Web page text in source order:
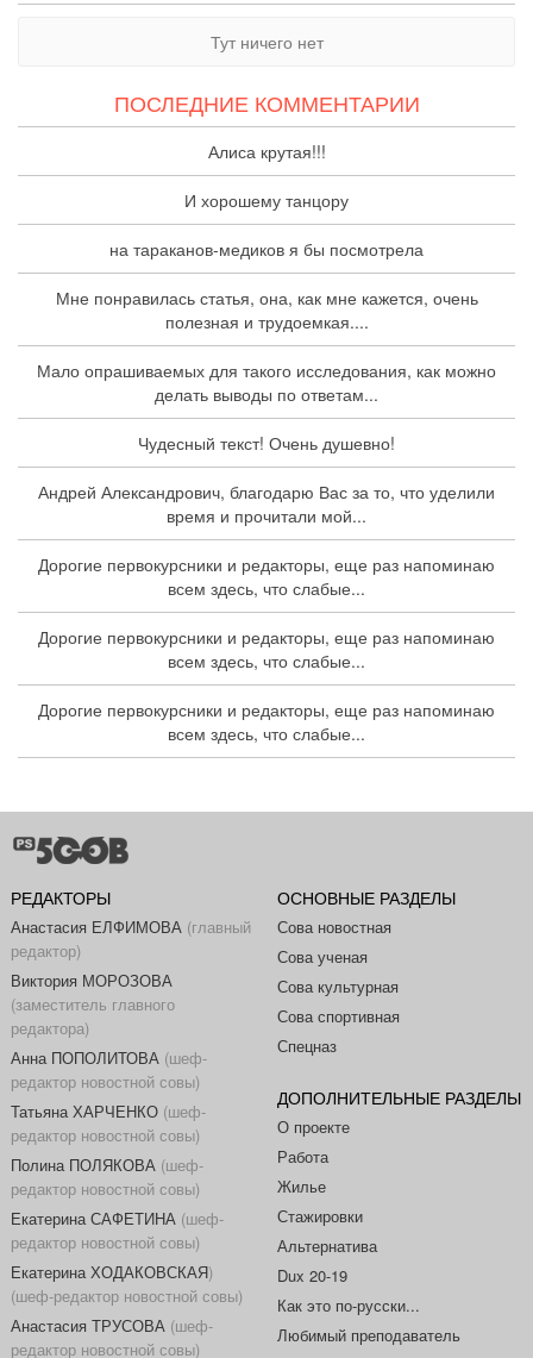
Тут ничего нет
ПОСЛЕДНИЕ КОММЕНТАРИИ
Алиса крутая!!!
И хорошему танцору
на тараканов-медиков я бы посмотрела
Мне понравилась статья, она, как мне кажется, очень
полезная и трудоемкая....
Мало опрашиваемых для такого исследования, как можно
делать выводы по ответам...
Чудесный текст! Очень душевно!
Андрей Александрович, благодарю Вас за то, что уделили
время и прочитали мой...
Дорогие первокурсники и редакторы, еще раз напоминаю
всем здесь, что слабые...
Дорогие первокурсники и редакторы, еще раз напоминаю
всем здесь, что слабые...
Дорогие первокурсники и редакторы, еще раз напоминаю
всем здесь, что слабые...
РЕДАКТОРЫ
Анастасия ЕЛФИМОВА(главный
редактор)
Виктория МОРОЗОВА
(заместитель главного
редактора)
Анна ПОПОЛИТОВА(шеф-
редактор новостной совы)
Татьяна ХАРЧЕНКО(шеф-
редактор новостной совы)
Полина ПОЛЯКОВА(шеф-
редактор новостной совы)
Екатерина САФЕТИНА(шеф-
редактор новостной совы)
Екатерина ХОДАКОВСКАЯ)
(шеф-редактор новостной совы)
Анастасия ТРУСОВА(шеф-
редактор новостной совы)
ОСНОВНЫЕ РАЗДЕЛЫ
Сова новостная
Сова ученая
Сова культурная
Сова спортивная
Спецназ
ДОПОЛНИТЕЛЬНЫЕ РАЗДЕЛЫ
О проекте
Работа
Жилье
Стажировки
Альтернатива
Dux 20-19
Как это по-русски...
Любимый преподаватель